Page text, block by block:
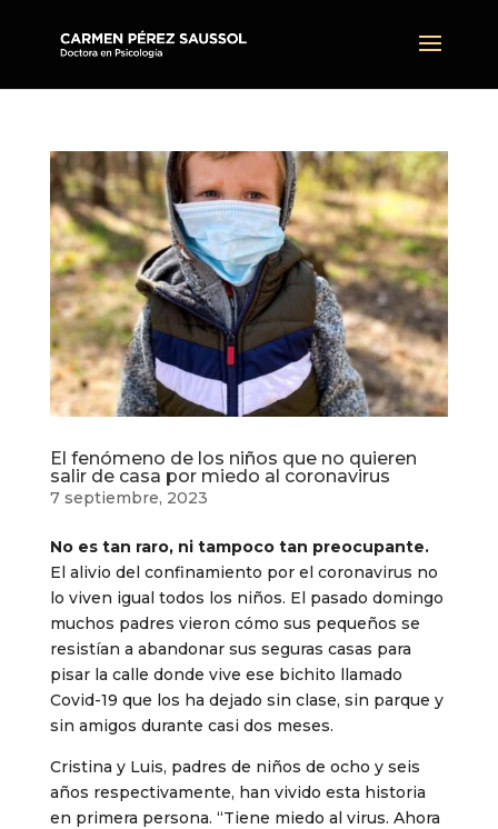
El fenómeno de los niños que no quieren
salir de casa por miedo al coronavirus
7 septiembre, 2023
No es tan raro, ni tampoco tan preocupante.
El alivio del confinamiento por el coronavirus no
lo viven igual todos los niños. El pasado domingo
muchos padres vieron cómo sus pequeños se
resistían a abandonar sus seguras casas para
pisar la calle donde vive ese bichito llamado
Covid-19 que los ha dejado sin clase, sin parque y
sin amigos durante casi dos meses.
Cristina y Luis, padres de niños de ocho y seis
años respectivamente, han vivido esta historia
en primera persona. “Tiene miedo al virus. Ahora